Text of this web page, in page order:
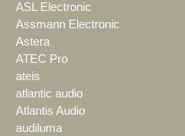
ASL Electronic
Assmann Electronic
Astera
ATEC Pro
ateis
atlantic audio
Atlantis Audio
audiluma